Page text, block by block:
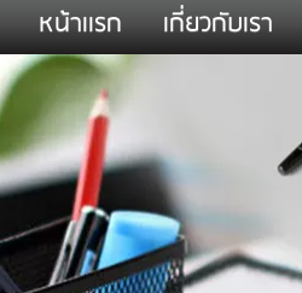
หน้าเเรก เกี่ยวกับเรา